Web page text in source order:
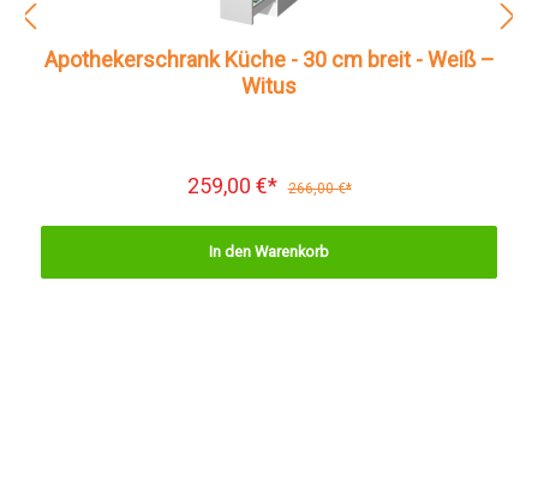
Apothekerschrank Küche - 30 cm breit - Weiß –
Witus
259,00 €* 266,00 €*
In den Warenkorb